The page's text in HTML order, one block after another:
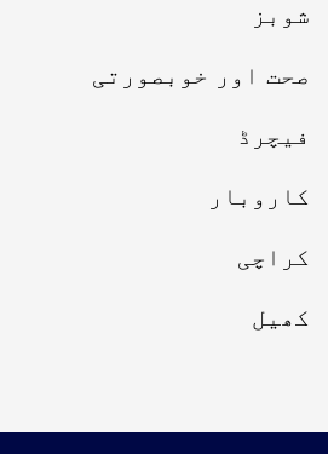
شوبز
صحت اور خوبصورتی
فیچرڈ
کاروبار
کراچی
کھیل